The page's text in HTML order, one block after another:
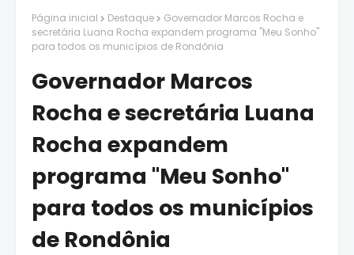
Página inicial Destaque
Governador Marcos Rocha e
secretária Luana Rocha expandem programa "Meu Sonho"
para todos os municípios de Rondônia
Governador Marcos
Rocha e secretária Luana
Rocha expandem
programa "Meu Sonho"
para todos os municípios
de Rondônia